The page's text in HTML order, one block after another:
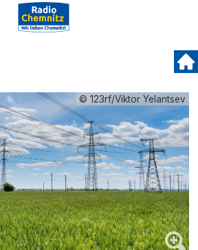
© 123rf/Viktor Yelantsev